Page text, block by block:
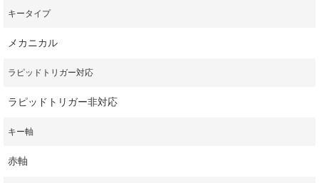
キータイプ
メカニカル
ラピッドトリガー対応
ラピッドトリガー非対応
キー軸
赤軸